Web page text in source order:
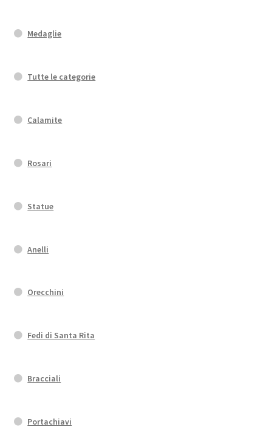
Medaglie
Tutte le categorie
Calamite
Rosari
Statue
Anelli
Orecchini
Fedi di Santa Rita
Bracciali
Portachiavi